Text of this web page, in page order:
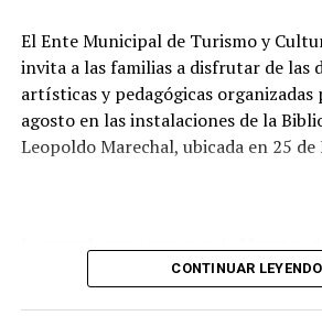
obra.
El Ente Municipal de Turismo y
invita a las familias a disfrutar de las
artísticas y pedagógicas organizadas
agosto en las instalaciones de la
Leopoldo Marechal, ubicada en 25 de
La agenda comienza con la Muestra
Culturales”, a cargo del grupo Cul
CONTINUAR LEYENDO